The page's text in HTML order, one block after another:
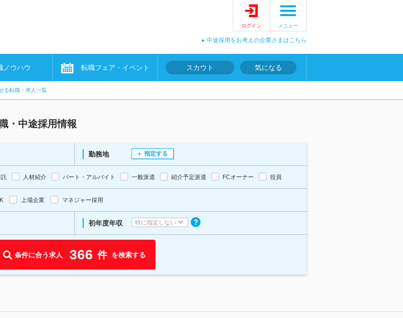
ログイン メニュー
中途採用をお考えの企業さまはこちら
ノウハウ 転職フェア・イベント スカウト 気になる
る転職・求人一覧
・中途採用情報
勤務地 指定する
人材紹介 パート・アルバイト 一般派遣 紹介予定派遣 FCオーナー 役員
上場企業 マネジャー採用
初年度年収 特に指定しない
条件に合う求人 366 件 を検索する